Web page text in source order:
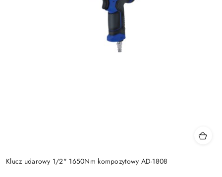
Klucz udarowy 1/2" 1650Nm kompozytowy AD-1808